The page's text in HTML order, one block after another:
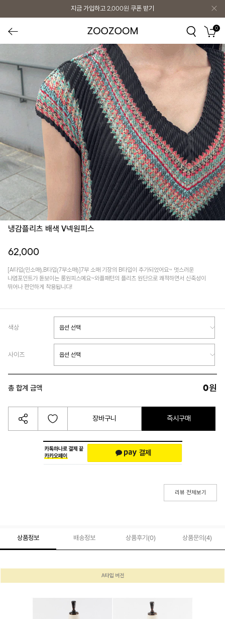
지금 가입하고 2,000원 쿠폰 받기
0
냉감플리츠 배색 V넥원피스
62,000
[A타입(민소매),B타입(7부소매)]7부 소매 기장의 B타입이 추가되었어요~ 멋스러운
나염포인트가 돋보이는 롱원피스예요~와플패턴의 플리츠 원단으로 쾌적하면서 신축성이
뛰어나 편안하게 착용됩니다!
색상
사이즈
총 합계 금액 0원
장바구니 즉시구매
리뷰 전체보기
상품정보 배송정보 상품후기(0) 상품문의 (4)